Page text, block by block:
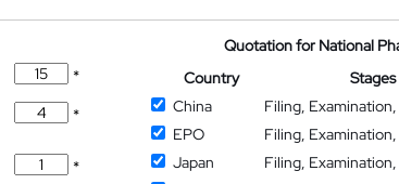
*
*
*
Quotation for National
Country
Stages
China
Filing,
EPO
Filing,
Japan
Filing,